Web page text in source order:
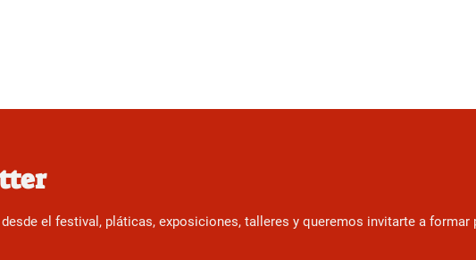
el festival, pláticas, exposiciones, talleres y queremos invitarte a formar